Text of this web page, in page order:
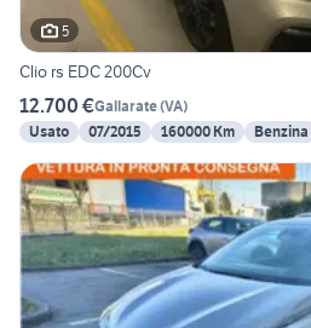
5
Clio rs EDC 200Cv
12.700 €Gallarate(VA)
Usato
07/2015 160000 Km Benzina